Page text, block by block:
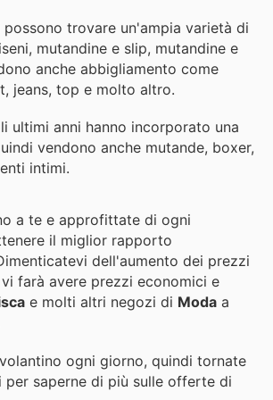
possono trovare un'ampia varietà di
mutandine e slip, mutandine e
jeans, top e molto altro.
ultimi anni hanno incorporato una
vendono anche mutande, boxer,
intimi.
a te e approfittate di ogni
il miglior rapporto
dell'aumento dei prezzi
vi farà avere prezzi economici e
e molti altri negozi di Moda a
ogni giorno, quindi tornate
saperne di più sulle offerte di